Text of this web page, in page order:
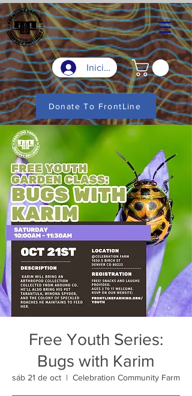
Iniciar sesión
Donate To FrontLine
Free Youth Series:
Bugs with Karim
sáb 21 de oct
  |
Celebration Community Farm